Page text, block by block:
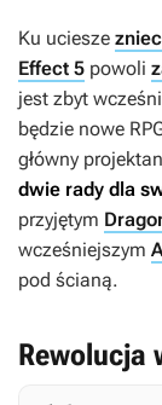
Ku uciesze
Effect 5 powoli
jest zbyt
będzie nowe
główny
dwie rady dla
przyjętym
wcześniejszym
pod ścianą.
Rewolucja